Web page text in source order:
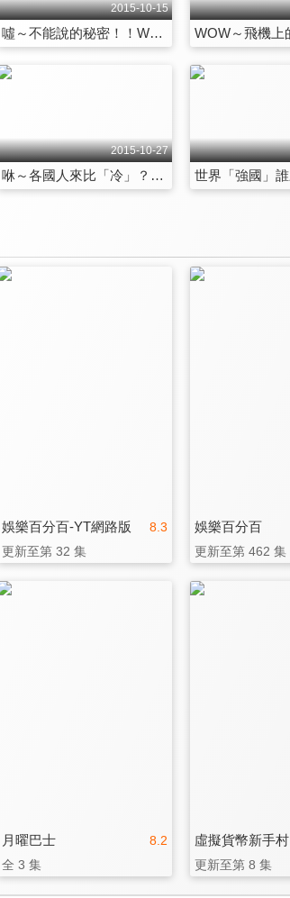
2015-10-15
噓～不能說的秘密！！WTO「八卦姍」特輯！！ 第1355集
2015-10-27
咻～各國人來比「冷」？！這些「知識」你知道嗎？！ 第1361集
8.3
娛樂百分百-YT網路版
更新至第 32 集
娛樂百分百
更新至第 462 集
8.2
月曜巴士
全 3 集
虛擬貨幣新手村
更新至第 8 集